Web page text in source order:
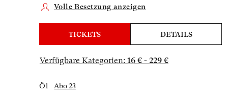
Volle Besetzung anzeigen
TICKETS DETAILS
Verfügbare Kategorien: 16 € - 229 €
Ö1 Abo 23